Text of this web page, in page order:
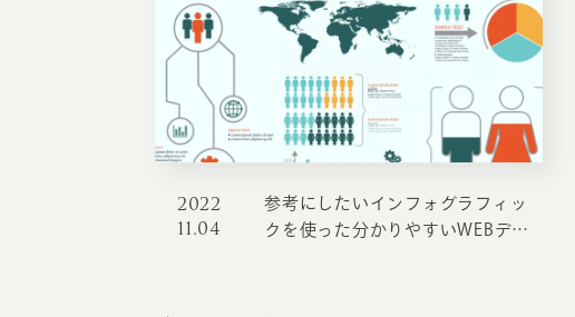
INFORMATION
2022
11.04
参考にしたいインフォグラフィッ
クを使った分かりやすいWEBデザ